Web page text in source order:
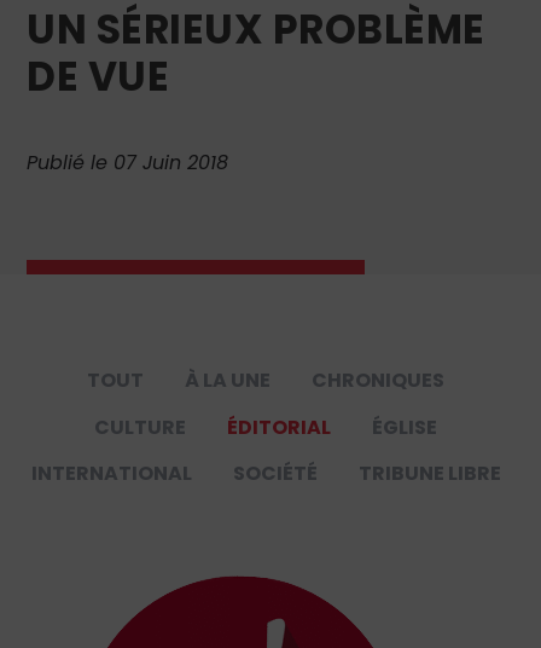
UN SÉRIEUX PROBLÈME
DE VUE
Publié le 07 Juin 2018
TOUT À LA UNE
CHRONIQUES
CULTURE
ÉDITORIAL
ÉGLISE
INTERNATIONAL
SOCIÉTÉ TRIBUNE LIBRE